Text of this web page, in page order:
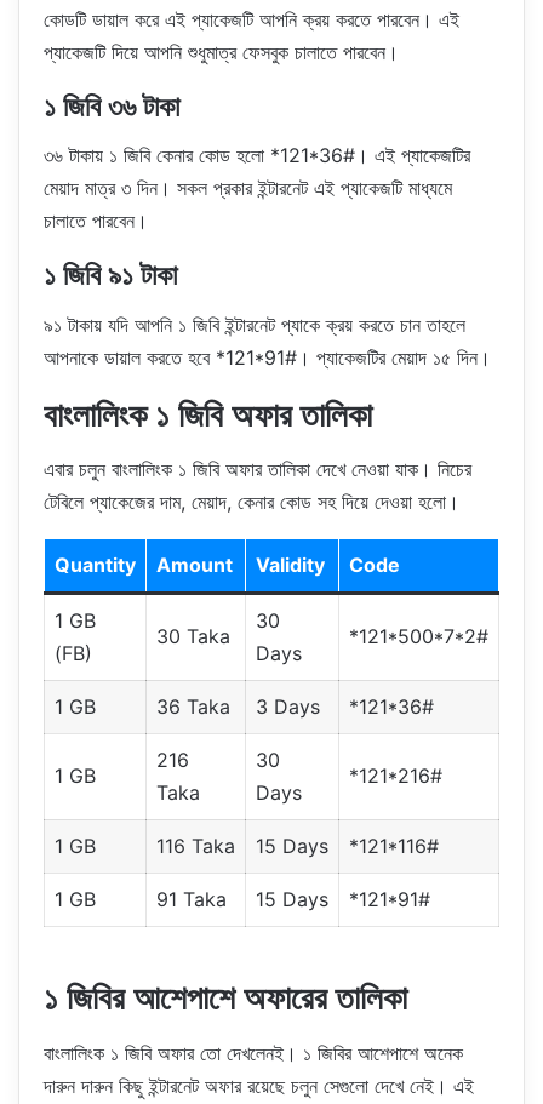
কোডটি ডায়াল করে এই প্যাকেজটি আপনি ক্রয় করতে পারবেন। এই
প্যাকেজটি দিয়ে আপনি শুধুমাত্র ফেসবুক চালাতে পারবেন।
১ জিবি ৩৬ টাকা
৩৬ টাকায় ১ জিবি কেনার কোড হলো *121*36#। এই প্যাকেজটির
মেয়াদ মাত্র ৩ দিন। সকল প্রকার ইন্টারনেট এই প্যাকেজটি মাধ্যমে
চালাতে পারবেন।
১ জিবি ৯১ টাকা
৯১ টাকায় যদি আপনি ১ জিবি ইন্টারনেট প্যাকে ক্রয় করতে চান তাহলে
আপনাকে ডায়াল করতে হবে *121*91#। প্যাকেজটির মেয়াদ ১৫ দিন।
বাংলালিংক ১ জিবি অফার তালিকা
এবার চলুন বাংলালিংক ১ জিবি অফার তালিকা দেখে নেওয়া যাক। নিচের
টেবিলে প্যাকেজের দাম, মেয়াদ, কেনার কোড সহ দিয়ে দেওয়া হলো।
Quantity Amount Validity Code
1 GB
(FB)
30 Taka
30
Days
*121*500*7*2#
1 GB 36 Taka 3 Days *121*36#
1 GB
216
Taka
30
Days
*121*216#
1 GB 116 Taka 15 Days *121*116#
1 GB 91 Taka 15 Days *121*91#
১ জিবির আশেপাশে অফারের তালিকা
বাংলালিংক ১ জিবি অফার তো দেখলেনই। ১ জিবির আশেপাশে অনেক
দারুন দারুন কিছু ইন্টারনেট অফার রয়েছে চলুন সেগুলো দেখে নেই। এই